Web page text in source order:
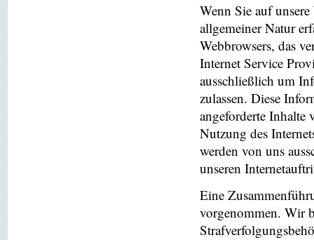
Wenn Sie auf
allgemeiner Natur
Webbrowsers, das
Internet Service
ausschließlich um
zulassen. Diese
angeforderte Inhalte
Nutzung des
werden von uns
unseren
Eine
vorgenommen. Wir